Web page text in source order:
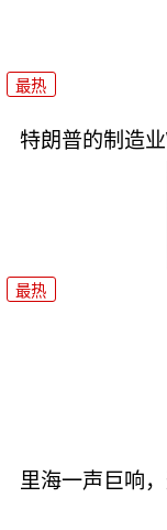
最热
特朗普的制造
最热
里海一声巨响